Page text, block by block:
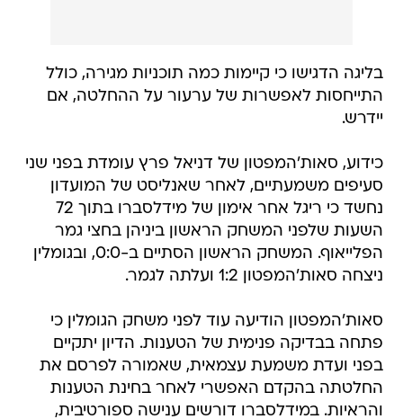
בליגה הדגישו כי קיימות כמה תוכניות מגירה, כולל
התייחסות לאפשרות של ערעור על ההחלטה, אם
יידרש.
כידוע, סאות'המפטון של דניאל פרץ עומדת בפני שני
סעיפים משמעתיים, לאחר שאנליסט של המועדון
נחשד כי ריגל אחר אימון של מידלסברו בתוך 72
השעות שלפני המשחק הראשון ביניהן בחצי גמר
הפלייאוף. המשחק הראשון הסתיים ב-0:0, ובגומלין
ניצחה סאות'המפטון 1:2 ועלתה לגמר.
סאות'המפטון הודיעה עוד לפני משחק הגומלין כי
פתחה בבדיקה פנימית של הטענות. הדיון יתקיים
בפני ועדת משמעת עצמאית, שאמורה לפרסם את
החלטתה בהקדם האפשרי לאחר בחינת הטענות
והראיות. במידלסברו דורשים ענישה ספורטיבית,